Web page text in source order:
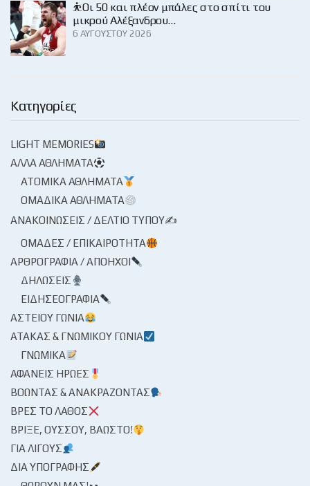
⛹️Οι 50 και πλέον μπάλες στο σπίτι του
μικρού Αλέξανδρου…
6 ΑΥΓΟΎΣΤΟΥ 2026
Κατηγορίες
LIGHT MEMORIES
ΆΛΛΑ ΑΘΛΉΜΑΤΑ
ΑΤΟΜΙΚΆ ΑΘΛΉΜΑΤΑ
ΟΜΑΔΙΚΆ ΑΘΛΉΜΑΤΑ
ΑΝΑΚΟΙΝΏΣΕΙΣ / ΔΕΛΤΊΟ ΤΎΠΟΥ✍
ΟΜΆΔΕΣ / ΕΠΙΚΑΙΡΌΤΗΤΑ
ΑΡΘΡΟΓΡΑΦΊΑ / ΑΠΌΗΧΟΙ
ΔΗΛΏΣΕΙΣ
ΕΙΔΗΣΕΟΓΡΑΦΊΑ
ΑΣΤΕΊΟΥ ΓΩΝΊΑ
ΑΤΆΚΑΣ & ΓΝΩΜΙΚΟΎ ΓΩΝΊΑ
ΓΝΩΜΙΚΆ
ΑΦΑΝΕΊΣ ΉΡΩΕΣ
ΒΟΏΝΤΑΣ & ΑΝΑΚΡΆΖΟΝΤΑΣ
ΒΡΕΣ ΤΟ ΛΆΘΟΣ
ΒΡΊΞΕ, ΟΎΣΣΟΥ, ΒΆΩΣΤΟ!
ΓΙΑ ΛΊΓΟΥΣ
ΔΙΑ ΥΠΟΓΡΑΦΉΣ